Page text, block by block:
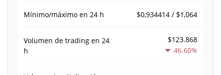
Mínimo/máximo en 24 h $0,934414 / $1,064
Volumen de trading en 24
h
$123.868
46.60%